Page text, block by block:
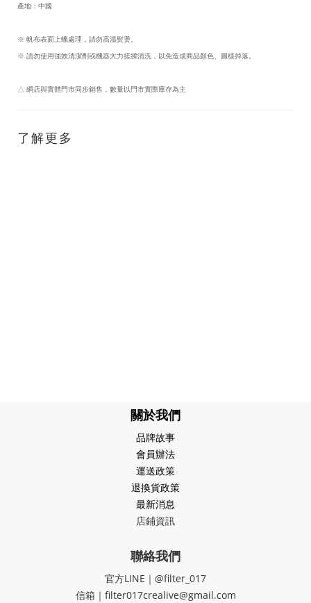
產地：中國
※ 帆布表面上蠟處理，請勿高溫熨燙。
※ 請勿使用強效清潔劑或機器大力搓揉清洗，以免造成商品顏色、圖樣掉落。
△ 網店與實體門市同步銷售，數量以門市實際庫存為主
了解更多
關於我們
品牌故事
會員辦法
運送政策
退換貨政策
最新消息
店鋪資訊
聯絡我們
官方LINE｜@filter_017
信箱｜filter017crealive@gmail.com